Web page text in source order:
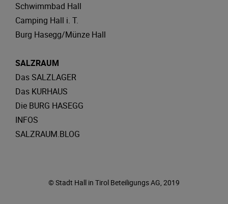
Schwimmbad Hall
Camping Hall i. T.
Burg Hasegg/Münze Hall
SALZRAUM
Das SALZLAGER
Das KURHAUS
Die BURG HASEGG
INFOS
SALZRAUM.BLOG
© Stadt Hall in Tirol Beteiligungs AG, 2019